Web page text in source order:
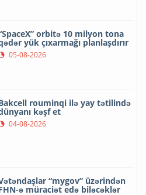
orbitə 10 milyon tona
yük çıxarmağı planlaşdırır
05-08-2026
rouminqi ilə yay tətilində
kəşf et
04-08-2026
“mygov” üzərindən
ə müraciət edə biləcəklər